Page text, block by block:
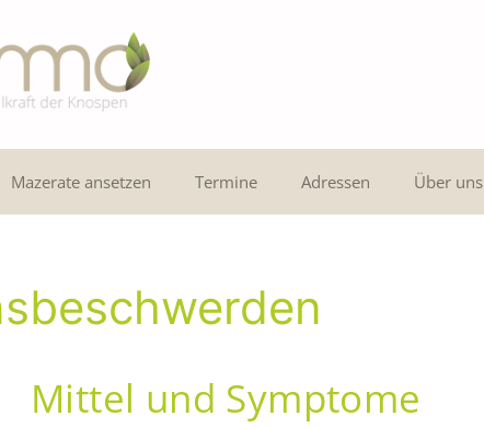
Mazerate ansetzen Termine Adressen Über uns
Mittel und Symptome